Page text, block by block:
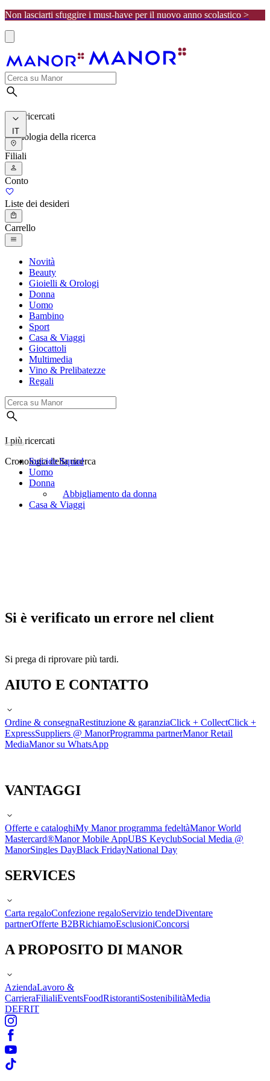
Non lasciarti sfuggire i must-have per il nuovo anno scolastico >
I più ricercati
Cronologia della ricerca
IT
Filiali
Conto
Liste dei desideri
Carrello
Novità
Beauty
Gioielli & Orologi
Donna
Uomo
Bambino
Sport
Casa & Viaggi
Giocattoli
Multimedia
Vino & Prelibatezze
Regali
I più ricercati
Cronologia della ricerca
Suicide Squad
Uomo
Donna
Abbigliamento da donna
Casa & Viaggi
Si è verificato un errore nel client
Si prega di riprovare più tardi.
AIUTO E CONTATTO
Ordine & consegnaRestituzione & garanziaClick + CollectClick +
ExpressSuppliers @ ManorProgramma partnerManor Retail
MediaManor su WhatsApp
VANTAGGI
Offerte e cataloghiMy Manor programma fedeltàManor World
Mastercard®Manor Mobile AppUBS KeyclubSocial Media @
ManorSingles DayBlack FridayNational Day
SERVICES
Carta regaloConfezione regaloServizio tendeDiventare
partnerOfferte B2BRichiamoEsclusioniConcorsi
A PROPOSITO DI MANOR
AziendaLavoro &
CarrieraFilialiEventsFoodRistorantiSostenibilitàMedia
DEFRIT